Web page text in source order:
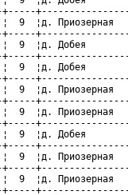
¦  9  ¦д.
¦  9  ¦д.
¦  9  ¦д. Добея
¦  9  ¦д.
¦  9  ¦д.
¦  9  ¦д.
¦  9  ¦д.
¦  9  ¦д.